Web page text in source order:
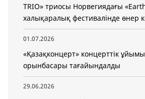
TRIO» триосы Норвегиядағы
халықаралық фестивалінде өнер
01.07.2026
«Қазақконцерт» концерттік
орынбасары тағайындалды
29.06.2026